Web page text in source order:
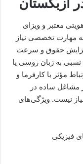
معتبر و ویزای
مهارت تخصصی نیاز
افزایش حقوق و سرعت
نسبی به زبان روسی یا
مؤثر با کارفرما و
مشاغل ساده در
نیست. ویژگی‌های
فیزیکی